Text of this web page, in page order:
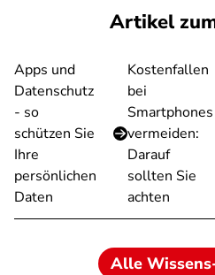
Artikel
Apps und
Datenschutz
- so
schützen Sie
Ihre
persönlichen
Daten
Kostenfallen
bei
Smartphones
vermeiden:
Darauf
sollten Sie
achten
Alle